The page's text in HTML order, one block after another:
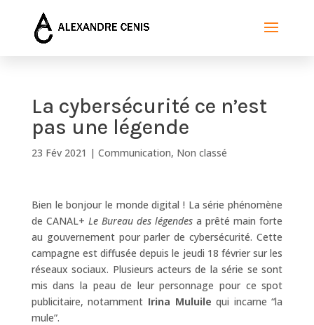
La cybersécurité ce n’est
pas une légende
23 Fév 2021 | Communication, Non classé
Bien le bonjour le monde digital ! La série phénomène
de CANAL+ Le Bureau des légendes a prêté main forte
au gouvernement pour parler de cybersécurité. Cette
campagne est diffusée depuis le jeudi 18 février sur les
réseaux sociaux. Plusieurs acteurs de la série se sont
mis dans la peau de leur personnage pour ce spot
publicitaire, notamment Irina Muluile qui incarne “la
mule”.